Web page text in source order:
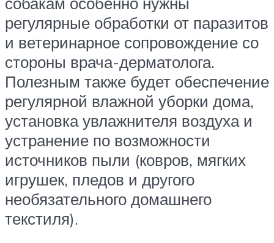
регулярные обработки от паразитов
и ветеринарное сопровождение со
стороны врача-дерматолога.
Полезным также будет обеспечение
регулярной влажной уборки дома,
установка увлажнителя воздуха и
устранение по возможности
источников пыли (ковров, мягких
игрушек, пледов и другого
необязательного домашнего
текстиля).